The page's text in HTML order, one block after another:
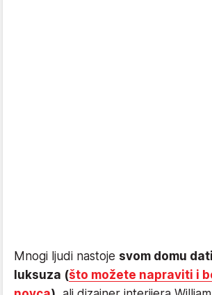
Mnogi ljudi nastoje svom domu
luksuza (što možete napraviti i